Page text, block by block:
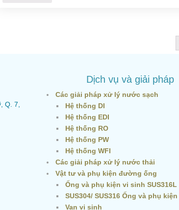
Q. 7,
Dịch vụ và giải pháp
Các giải pháp xử lý nước sạch
Hệ thống DI
Hệ thống EDI
Hệ thống RO
Hệ thống PW
Hệ thống WFI
Các giải pháp xử lý nước thải
Vật tư và phụ kiện đường ống
Ống và phụ kiện vi sinh SUS316L
SUS304/ SUS316 Ống và phụ kiện
Van vi sinh